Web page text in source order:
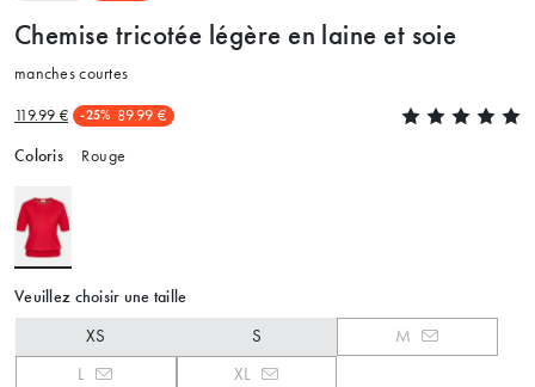
Chemise tricotée légère en laine et soie
manches courtes
119.99 € -25% 89.99 €
Coloris Rouge
Veuillez choisir une taille
XS S
M
L
XL